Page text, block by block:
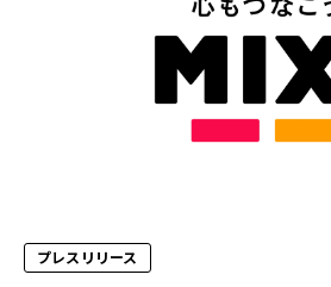
プレスリリース